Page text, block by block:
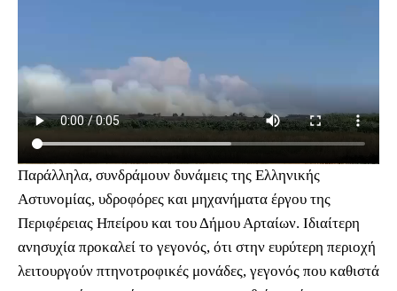
Παράλληλα, συνδράμουν δυνάμεις της Ελληνικής
Αστυνομίας, υδροφόρες και μηχανήματα έργου της
Περιφέρειας Ηπείρου και του Δήμου Αρταίων. Ιδιαίτερη
ανησυχία προκαλεί το γεγονός, ότι στην ευρύτερη περιοχή
λειτουργούν πτηνοτροφικές μονάδες, γεγονός που καθιστά